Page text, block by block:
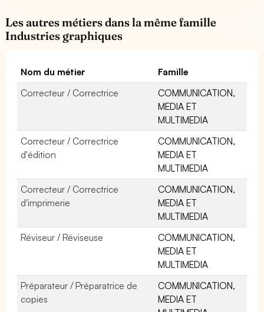
Les autres métiers dans la même famille
Industries graphiques
Nom du métier
Famille
Correcteur / Correctrice
COMMUNICATION,
MEDIA ET
MULTIMEDIA
Correcteur / Correctrice
d'édition
COMMUNICATION,
MEDIA ET
MULTIMEDIA
Correcteur / Correctrice
d'imprimerie
COMMUNICATION,
MEDIA ET
MULTIMEDIA
Réviseur / Réviseuse
COMMUNICATION,
MEDIA ET
MULTIMEDIA
Préparateur / Préparatrice de
copies
COMMUNICATION,
MEDIA ET